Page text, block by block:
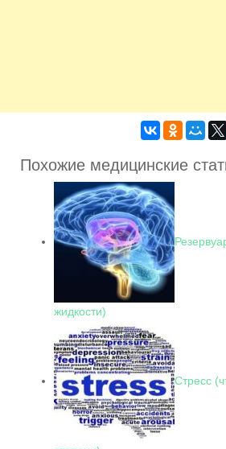
Похожие медицинские
жидкости)
Стресс